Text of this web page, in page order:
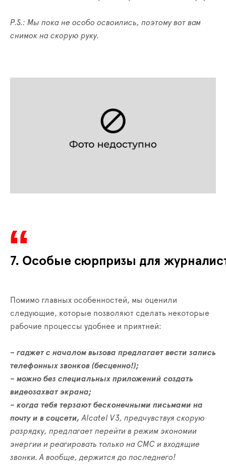
P.S.: Мы пока не особо освоились, поэтому вот вам
снимок на скорую руку.
7. Особые сюрпризы для
Помимо главных особенностей, мы оценили
следующие, которые позволяют сделать некоторые
рабочие процессы удобнее и приятней:
– гаджет с началом вызова предлагает вести запись
телефонных звонков (бесценно!);
– можно без специальных приложений создать
видеозахват экрана;
– когда тебя терзают бесконечными письмами на
почту и в соцсети, Alcatel V3, предчувствуя скорую
разрядку, предлагает перейти в режим экономии
энергии и реагировать только на СМС и входящие
звонки. А вообще, держится до последнего!